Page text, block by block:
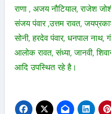
राणा , अजय नौटियाल, राजेश
संजय पंवार ,उत्तम रावत,
सोनी, हरदेव पंवार, धनपाल नाथ,
आलोक रावत, संध्या, जानवी,
आदि उपस्थित रहे है।